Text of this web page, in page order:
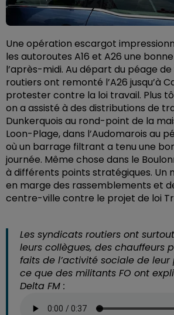
Une opération escargot
les autoroutes A16 et A26 une
l’après-midi. Au départ du péage de
routiers ont remonté l’A26 jusqu’à
protester contre la loi travail. Plus
on a assisté à des distributions de
Dunkerquois au rond-point de la
Loon-Plage, dans l’Audomarois au
où un barrage filtrant a tenu une
journée. Même chose dans le
à différents points stratégiques. Un
en marge des rassemblements et
centre-ville contre le projet de loi
Les syndicats routiers ont
leurs collègues, des chauffeurs
faits de l’activité sociale de leur
ce que des militants FO ont
Delta FM :